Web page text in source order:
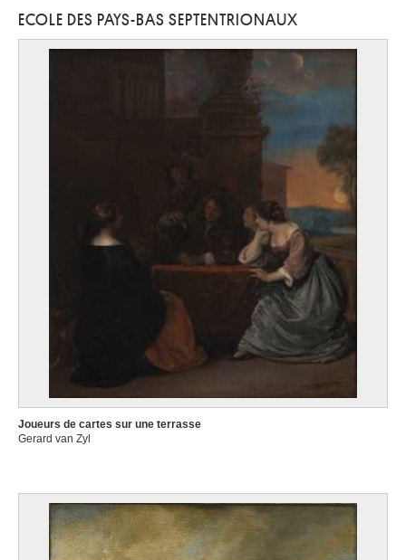
ECOLE DES PAYS-BAS SEPTENTRIONAUX
Joueurs de cartes sur une terrasse
Gerard van Zyl